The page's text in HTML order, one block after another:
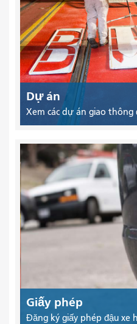
Dự án
Xem các dự án giao thông
Giấy phép
Đăng ký giấy phép đậu xe